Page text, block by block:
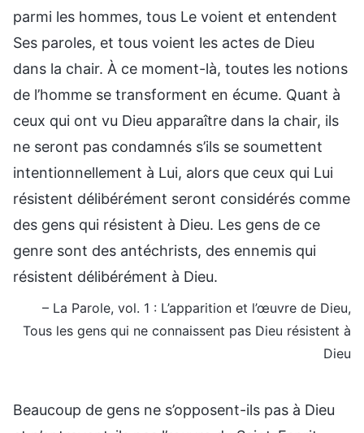
parmi les hommes, tous Le voient et entendent
Ses paroles, et tous voient les actes de Dieu
dans la chair. À ce moment-là, toutes les notions
de l’homme se transforment en écume. Quant à
ceux qui ont vu Dieu apparaître dans la chair, ils
ne seront pas condamnés s’ils se soumettent
intentionnellement à Lui, alors que ceux qui Lui
résistent délibérément seront considérés comme
des gens qui résistent à Dieu. Les gens de ce
genre sont des antéchrists, des ennemis qui
résistent délibérément à Dieu.
– La Parole, vol. 1 : L’apparition et l’œuvre de Dieu,
Tous les gens qui ne connaissent pas Dieu résistent à
Dieu
Beaucoup de gens ne s’opposent-ils pas à Dieu